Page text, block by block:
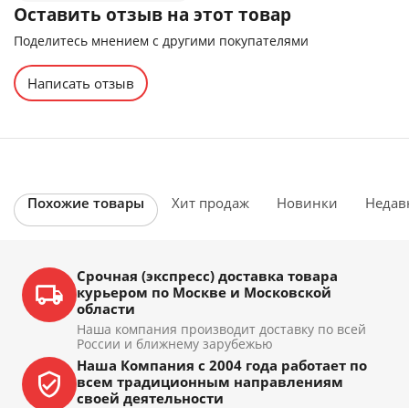
Оставить отзыв на этот товар
Поделитесь мнением с другими покупателями
Написать отзыв
Похожие товары Хит продаж Новинки
Срочная (экспресс) доставка товара
курьером по Москве и Московской
области
Наша компания производит доставку по всей
России и ближнему зарубежью
Наша Компания с 2004 года работает по
всем традиционным направлениям
своей деятельности